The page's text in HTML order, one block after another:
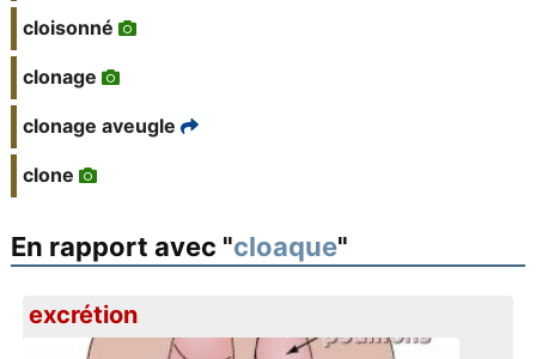
cloisonné
clonage
clonage aveugle
clone
En rapport avec "cloaque"
excrétion